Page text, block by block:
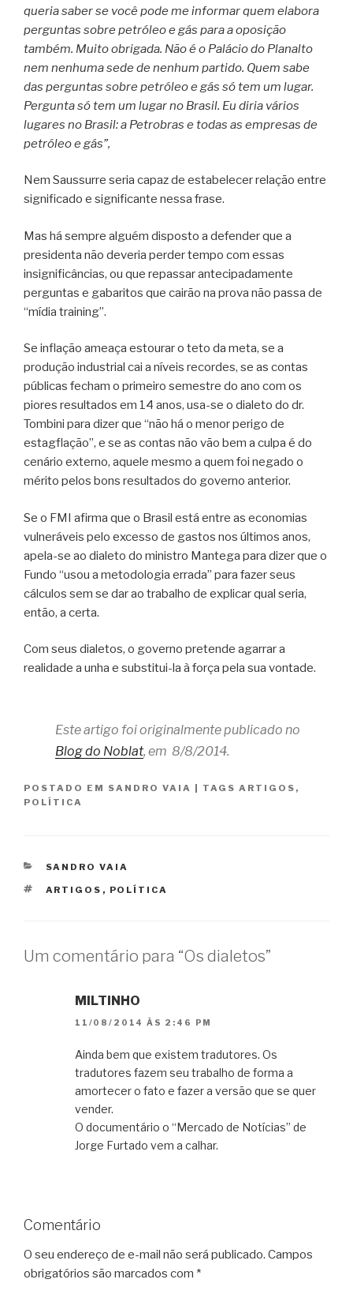
queria saber se você pode me informar quem elabora
perguntas sobre petróleo e gás para a oposição
também. Muito obrigada. Não é o Palácio do Planalto
nem nenhuma sede de nenhum partido. Quem sabe
das perguntas sobre petróleo e gás só tem um lugar.
Pergunta só tem um lugar no Brasil. Eu diria vários
lugares no Brasil: a Petrobras e todas as empresas de
petróleo e gás”,
Nem Saussurre seria capaz de estabelecer relação entre
significado e significante nessa frase.
Mas há sempre alguém disposto a defender que a
presidenta não deveria perder tempo com essas
insignificâncias, ou que repassar antecipadamente
perguntas e gabaritos que cairão na prova não passa de
“mídia training”.
Se inflação ameaça estourar o teto da meta, se a
produção industrial cai a níveis recordes, se as contas
públicas fecham o primeiro semestre do ano com os
piores resultados em 14 anos, usa-se o dialeto do dr.
Tombini para dizer que “não há o menor perigo de
estagflação”, e se as contas não vão bem a culpa é do
cenário externo, aquele mesmo a quem foi negado o
mérito pelos bons resultados do governo anterior.
Se o FMI afirma que o Brasil está entre as economias
vulneráveis pelo excesso de gastos nos últimos anos,
apela-se ao dialeto do ministro Mantega para dizer que o
Fundo “usou a metodologia errada” para fazer seus
cálculos sem se dar ao trabalho de explicar qual seria,
então, a certa.
Com seus dialetos, o governo pretende agarrar a
realidade a unha e substitui-la à força pela sua vontade.
Este artigo foi originalmente publicado no
Blog do Noblat, em 8/8/2014.
POSTADO EM SANDRO VAIA | TAGS ARTIGOS ,
POLÍTICA
CATEGORIAS
SANDRO VAIA
TAGS
ARTIGOS , POLÍTICA
Um comentário para “Os dialetos”
MILTINHO
11/08/2014 ÀS 2:46 PM
Ainda bem que existem tradutores. Os
tradutores fazem seu trabalho de forma a
amortecer o fato e fazer a versão que se quer
vender.
O documentário o “Mercado de Notícias” de
Jorge Furtado vem a calhar.
Comentário
O seu endereço de e-mail não será publicado. Campos
obrigatórios são marcados com *